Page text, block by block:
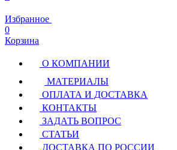
Избранное
0
Корзина
О КОМПАНИИ
МАТЕРИАЛЫ
ОПЛАТА И ДОСТАВКА
КОНТАКТЫ
ЗАДАТЬ ВОПРОС
СТАТЬИ
ДОСТАВКА ПО РОССИИ